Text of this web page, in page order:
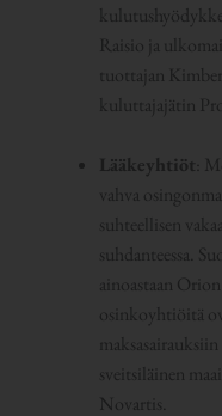
Raisio ja
tuottajan
kuluttajajätin
Lääkeyhtiöt :
vahva
suhteellisen
suhdanteessa.
ainoastaan
osinkoyhtiöitä
sveitsiläinen
Novartis.